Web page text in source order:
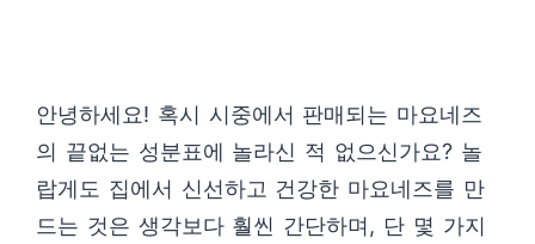
안녕하세요! 혹시 시중에서 판매되는 마요네즈
의 끝없는 성분표에 놀라신 적 없으신가요? 놀
랍게도 집에서 신선하고 건강한 마요네즈를 만
드는 것은 생각보다 훨씬 간단하며, 단 몇 가지